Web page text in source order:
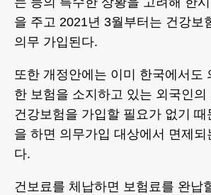
을 주고 2021년 3월부터는 건강보
의무 가입된다.
또한 개정안에는 이미 한국에서도
한 보험을 소지하고 있는 외국인의
건강보험을 가입할 필요가 없기 때
을 하면 의무가입 대상에서 면제되
다.
건보료를 체납하면 보험료를 완납